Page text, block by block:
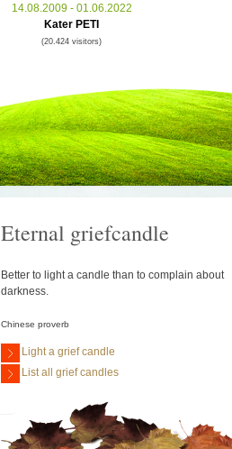
14.08.2009 - 01.06.2022
Kater PETI
(20.424 visitors)
Eternal griefcandle
Better to light a candle than to complain about
darkness.
Chinese proverb
Light a grief candle
List all grief candles